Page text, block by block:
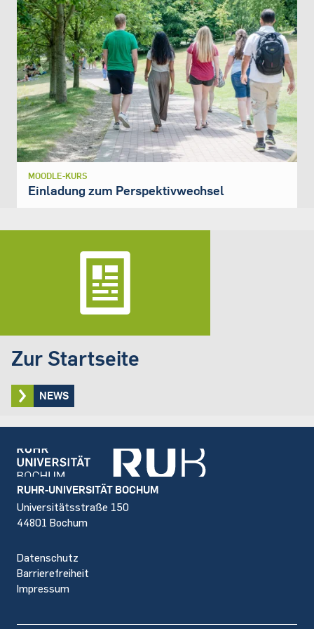
MOODLE-KURS
Einladung zum Perspektivwechsel
Zur Startseite
NEWS
Footer
RUHR-UNIVERSITÄT BOCHUM
Universitätsstraße 150
44801 Bochum
Datenschutz
Barrierefreiheit
Impressum